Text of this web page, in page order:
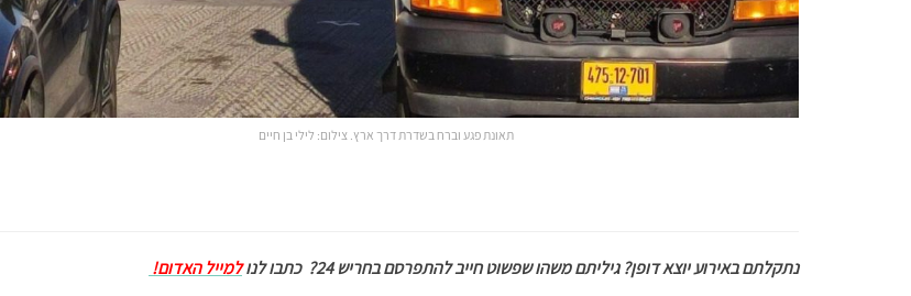
תאונת פגע וברח בשדרת דרך ארץ. צילום: לילי בן חיים
נתקלתם באירוע יוצא דופן? גיליתם משהו שפשוט חייב להתפרסם בחריש 24? כתבו לנולמייל האדום!